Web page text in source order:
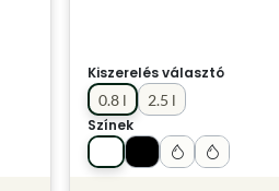
Kiszerelés választó
0.8 l
2.5 l
Színek